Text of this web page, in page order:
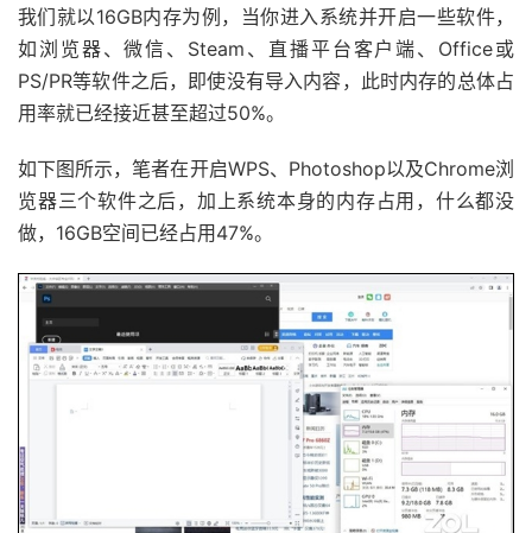
我们就以16GB内存为例，当你进入系统并开启一些软件，
如浏览器、微信、Steam、直播平台客户端、Office或
PS/PR等软件之后，即使没有导入内容，此时内存的总体占
用率就已经接近甚至超过50%。
如下图所示，笔者在开启WPS、Photoshop以及Chrome浏
览器三个软件之后，加上系统本身的内存占用，什么都没
做，16GB空间已经占用47%。